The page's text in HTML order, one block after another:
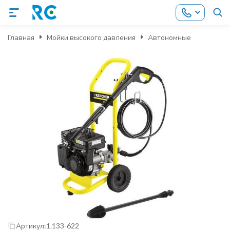
Главная Мойки высокого давления Автономные
Артикул:1.133-622